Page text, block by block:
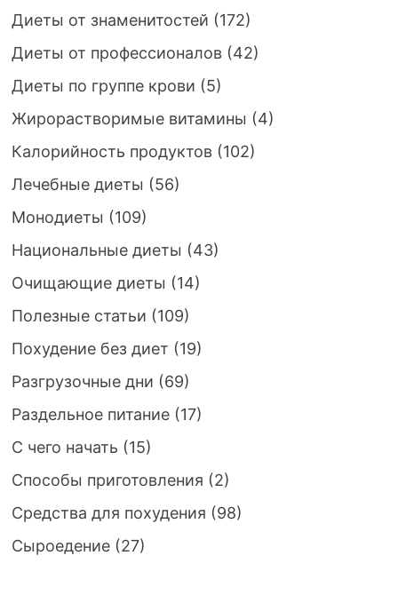
Диеты от знаменитостей (172)
Диеты от профессионалов(42)
Диеты по группе крови (5)
Жирорастворимые витамины (4)
Калорийность продуктов(102)
Лечебные диеты (56)
Монодиеты (109)
Национальные диеты (43)
Очищающие диеты (14)
Полезные статьи (109)
Похудение без диет (19)
Разгрузочные дни (69)
Раздельное питание(17)
С чего начать (15)
Способы приготовления (2)
Средства для похудения (98)
Сыроедение(27)